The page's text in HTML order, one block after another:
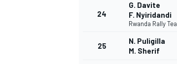
AUTRES CHAMPIONNATS
24
G. Davite
F. Nyiridandi
Rwanda Rally
25
N. Puligilla
M. Sherif